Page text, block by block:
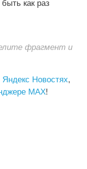
как раз
фрагмент и
Яндекс Новостях,
MAX!